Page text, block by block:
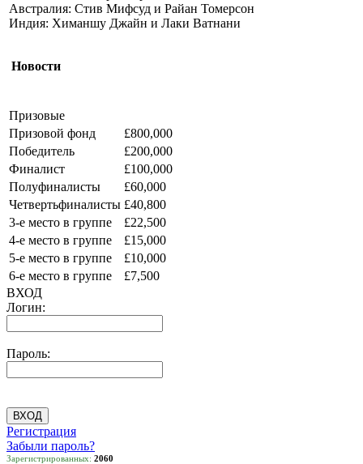
Австралия: Стив Мифсуд и Райан Томерсон
Индия: Химаншу Джайн и Лаки Ватнани
Новости
Призовые
Призовой фонд
£800,000
Победитель
£200,000
Финалист
£100,000
Полуфиналисты
£60,000
Четвертьфиналисты £40,800
3-е место в группе
£22,500
4-е место в группе
£15,000
5-е место в группе
£10,000
6-е место в группе
£7,500
ВХОД
Логин:
Пароль:
Регистрация
Забыли пароль?
Зарегистрированных: 2060